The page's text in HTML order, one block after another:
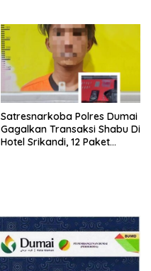
Perubahan UU Kepolisian
Satresnarkoba Polres Dumai
Gagalkan Transaksi Shabu Di
Hotel Srikandi, 12 Paket